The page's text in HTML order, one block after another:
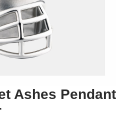
Ashes Pendant